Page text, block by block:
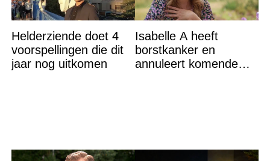
Helderziende doet 4
voorspellingen die dit
jaar nog uitkomen
Isabelle A heeft
borstkanker en
annuleert komende